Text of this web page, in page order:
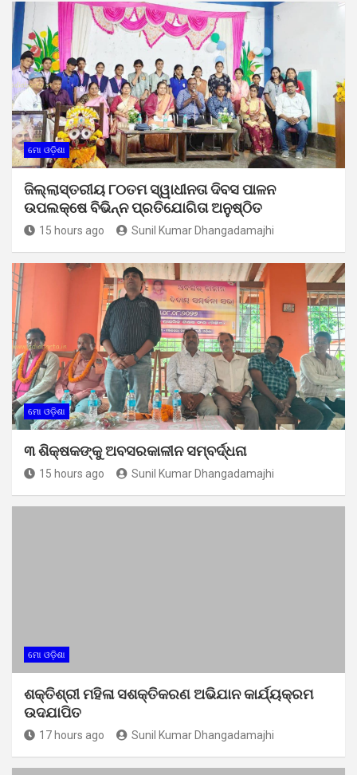
ମୋ ଓଡ଼ିଶା
ଜିଲ୍ଲାସ୍ତରୀୟ ୮୦ତମ ସ୍ୱାଧୀନତା ଦିବସ ପାଳନ
ଉପଲକ୍ଷେ ବିଭିନ୍ନ ପ୍ରତିଯୋଗିତା ଅନୁଷ୍ଠିତ
15 hours ago Sunil Kumar Dhangadamajhi
ମୋ ଓଡ଼ିଶା
୩ ଶିକ୍ଷକଙ୍କୁ ଅବସରକାଳୀନ ସମ୍ବର୍ଦ୍ଧନା
15 hours ago Sunil Kumar Dhangadamajhi
ମୋ ଓଡ଼ିଶା
ଶକ୍ତିଶ୍ରୀ ମହିଳା ସଶକ୍ତିକରଣ ଅଭିଯାନ କାର୍ଯ୍ୟକ୍ରମ
ଉଦଯାପିତ
17 hours ago Sunil Kumar Dhangadamajhi